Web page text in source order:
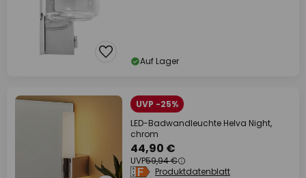
Auf Lager
UVP -25%
LED-Badwandleuchte Helva Night,
chrom
44,90 €
UVP59,94 €
Produktdatenblatt